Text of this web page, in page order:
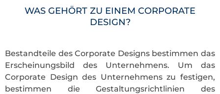
WAS GEHÖRT ZU EINEM CORPORATE
DESIGN?
Bestandteile des Corporate Designs bestimmen das
Erscheinungsbild des Unternehmens. Um das
Corporate Design des Unternehmens zu festigen,
bestimmen die Gestaltungsrichtlinien des